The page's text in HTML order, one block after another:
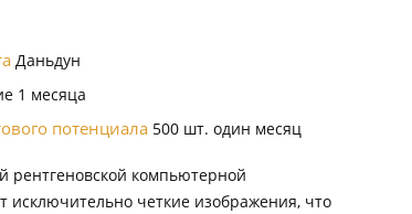
Даньдун
1 месяца
потенциала 500 шт. один месяц
рентгеновской компьютерной
исключительно четкие изображения, что